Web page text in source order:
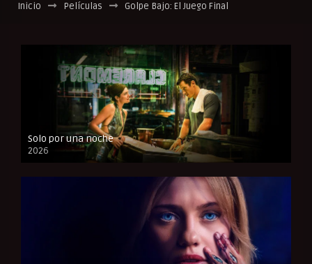
Inicio Películas Golpe Bajo: El Juego Final
Solo por una noche
2026
CAM